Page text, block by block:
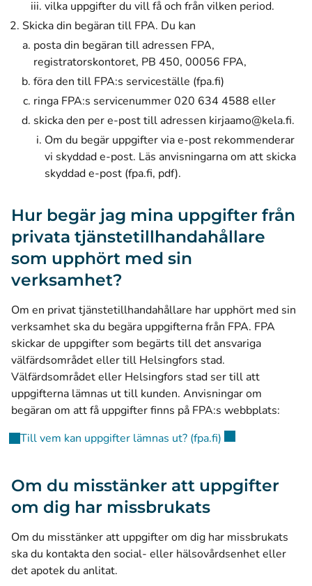
vilka uppgifter du vill få och från vilken period.
Skicka din begäran till FPA. Du kan
posta din begäran till adressen FPA,
registratorskontoret, PB 450, 00056 FPA,
föra den till FPA:s serviceställe (fpa.fi)
ringa FPA:s servicenummer 020 634 4588 eller
skicka den per e-post till adressen kirjaamo@kela.fi.
Om du begär uppgifter via e-post rekommenderar
vi skyddad e-post. Läs anvisningarna om att skicka
skyddad e-post (fpa.fi, pdf)(öppnas i ett nytt fönster)
.
Hur begär jag mina uppgifter från
privata tjänstetillhandahållare
som upphört med sin
verksamhet?
Om en privat tjänstetillhandahållare har upphört med sin
verksamhet ska du begära uppgifterna från FPA. FPA
skickar de uppgifter som begärts till det ansvariga
välfärdsområdet eller till Helsingfors stad.
Välfärdsområdet eller Helsingfors stad ser till att
uppgifterna lämnas ut till kunden. Anvisningar om
begäran om att få uppgifter finns på FPA:s webbplats:
Till vem kan uppgifter lämnas ut? (fpa.fi)
Om du misstänker att uppgifter
om dig har missbrukats
Om du misstänker att uppgifter om dig har missbrukats
ska du kontakta den social- eller hälsovårdsenhet eller
det apotek du anlitat.